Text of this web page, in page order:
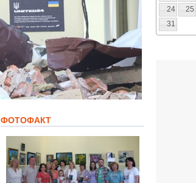
ФОТОФАКТ
24
25
31